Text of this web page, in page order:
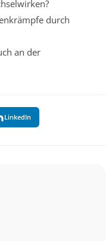
durch
an der
LinkedIn